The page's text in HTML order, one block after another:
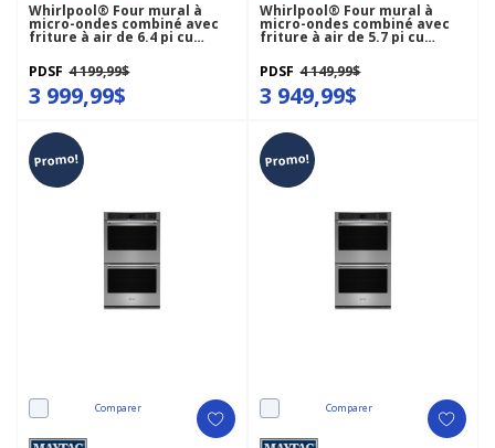
Whirlpool® Four mural à
micro-ondes combiné avec
friture à air de 6.4 pi cu
PDSF 4 199,99$
3 999,99$
Whirlpool® Four mural à
micro-ondes combiné avec
friture à air de 5.7 pi cu
PDSF 4 149,99$
3 949,99$
Promo!
Comparer
Promo!
Comparer